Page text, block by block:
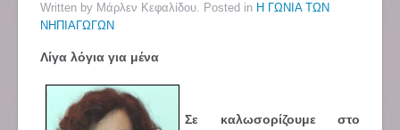
Written by Μάρλεν Κεφαλίδου. Posted in Η ΓΩΝΙΑ ΤΩΝ
ΝΗΠΙΑΓΩΓΩΝ
Λίγα λόγια για μένα
Σε καλωσορίζουμε στο